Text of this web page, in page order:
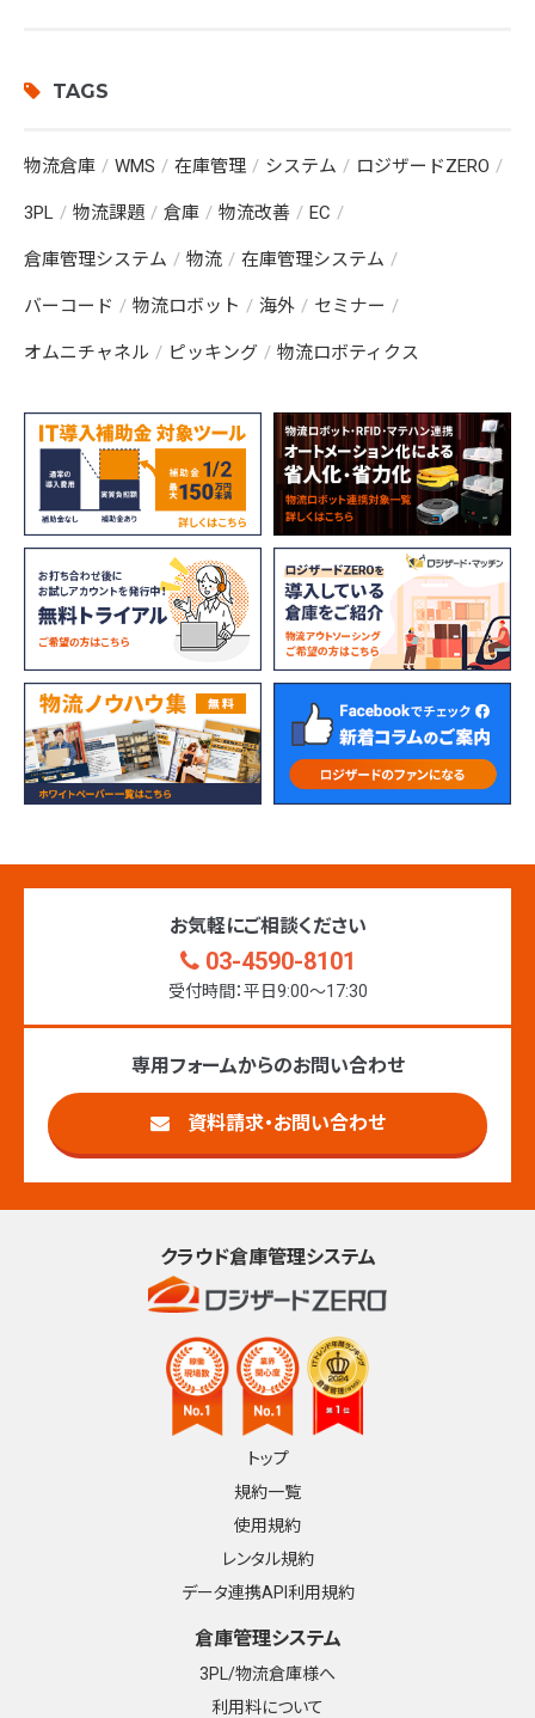
TAGS
物流倉庫 WMS 在庫管理 システム ロジザードZERO
3PL 物流課題 倉庫 物流改善 EC
倉庫管理システム 物流 在庫管理システム
バーコード 物流ロボット 海外 セミナー
オムニチャネル ピッキング 物流ロボティクス
お気軽にご相談ください
03-4590-8101
受付時間：平日9:00〜17:30
専用フォームからのお問い合わせ
資料請求・お問い合わせ
クラウド倉庫管理システム
トップ
規約一覧
使用規約
レンタル規約
データ連携API利用規約
倉庫管理システム
3PL/物流倉庫様へ
利用料について